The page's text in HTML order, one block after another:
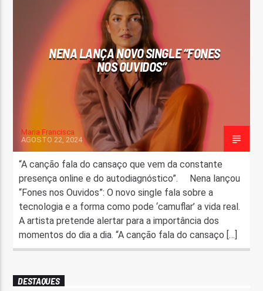
TÍTULO
ON FM
NENA LANÇA NOVO SINGLE “FONES
NOS OUVIDOS”
Maria Francisca
AGOSTO 22, 2024
“A canção fala do cansaço que vem da constante
presença online e do autodiagnóstico”. Nena lançou
“Fones nos Ouvidos”: O novo single fala sobre a
tecnologia e a forma como pode ‘camuflar’ a vida real.
A artista pretende alertar para a importância dos
momentos do dia a dia. “A canção fala do cansaço […]
DESTAQUES